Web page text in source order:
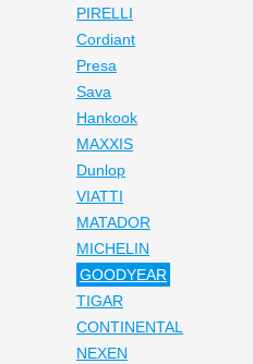
PIRELLI
Cordiant
Presa
Sava
Hankook
MAXXIS
Dunlop
VIATTI
MATADOR
MICHELIN
GOODYEAR
TIGAR
CONTINENTAL
NEXEN